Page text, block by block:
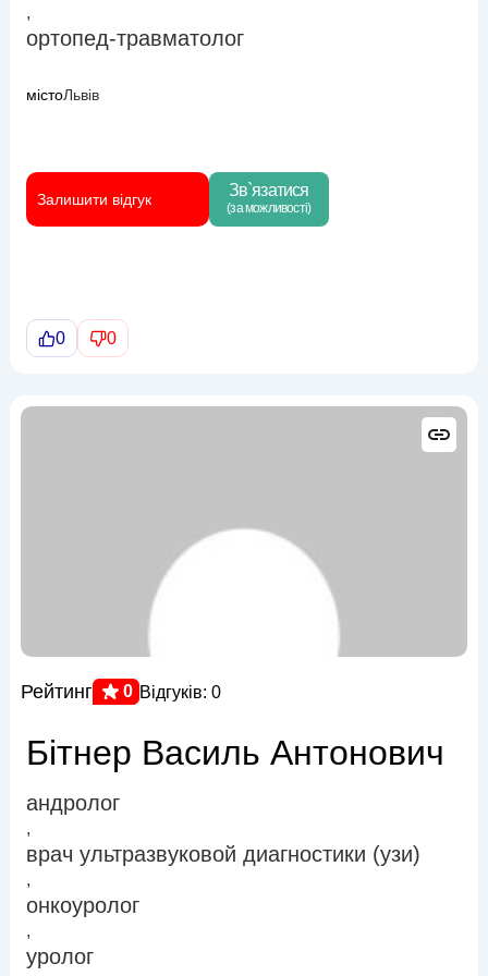
,
ортопед-травматолог
містоЛьвів
Залишити відгук Зв`язатися
(за можливості)
0 0
Рейтинг 0 Відгуків: 0
Бітнер Василь Антонович
андролог
,
врач ультразвуковой диагностики (узи)
,
онкоуролог
,
уролог